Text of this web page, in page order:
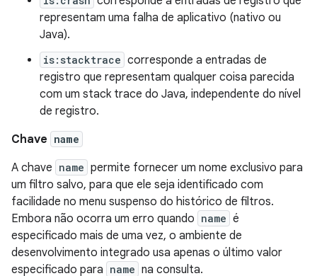
representam uma falha de aplicativo (nativo ou
Java).
is:stacktrace corresponde a entradas de
registro que representam qualquer coisa parecida
com um stack trace do Java, independente do nível
de registro.
Chave name
A chave name permite fornecer um nome exclusivo para
um filtro salvo, para que ele seja identificado com
facilidade no menu suspenso do histórico de filtros.
Embora não ocorra um erro quando name é
especificado mais de uma vez, o ambiente de
desenvolvimento integrado usa apenas o último valor
especificado para name na consulta.